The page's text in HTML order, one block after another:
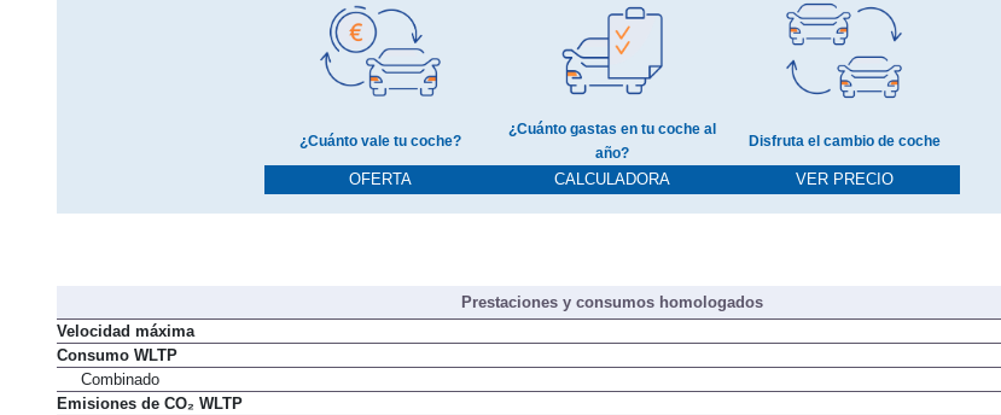
¿Cuánto vale tu coche?
OFERTA
¿Cuánto gastas en tu coche al
año?
CALCULADORA
Disfruta el cambio de coche
VER PRECIO
Prestaciones y consumos homologados
Velocidad máxima
Consumo WLTP
Combinado
Emisiones de CO₂ WLTP